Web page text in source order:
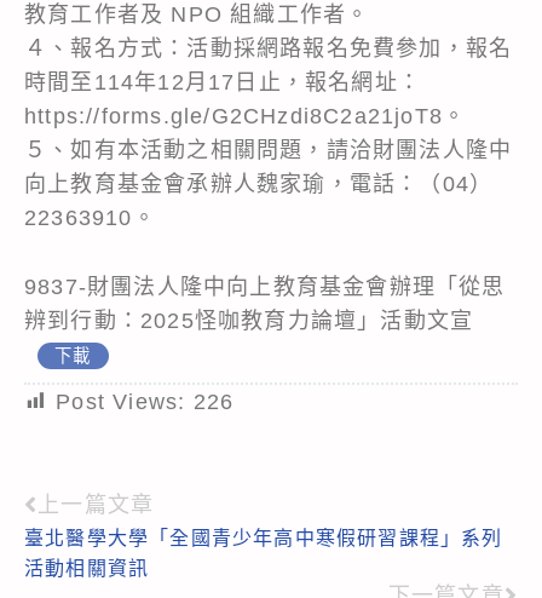
教育工作者及 NPO 組織工作者。
４、報名方式：活動採網路報名免費參加，報名
時間至114年12月17日止，報名網址：
https://forms.gle/G2CHzdi8C2a21joT8。
５、如有本活動之相關問題，請洽財團法人隆中
向上教育基金會承辦人魏家瑜，電話：（04）
22363910。
9837-財團法人隆中向上教育基金會辦理「從思
辨到行動：2025怪咖教育力論壇」活動文宣
下載
Post Views: 226
Read
more
上一篇文章
臺北醫學大學「全國青少年高中寒假研習課程」系列
活動相關資訊